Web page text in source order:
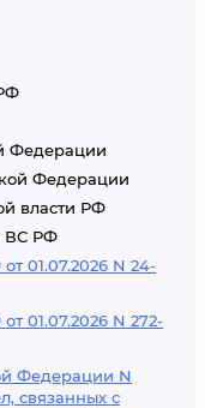
Федерации
Федерации
власти РФ
ВС РФ
01.07.2026 N 24-
01.07.2026 N 272-
Федерации N
связанных с